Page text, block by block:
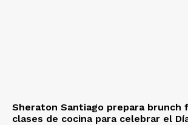
Sheraton Santiago prepara brunch
clases de cocina para celebrar el